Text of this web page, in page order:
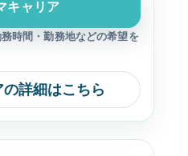
キャリア
時間・勤務地などの希望を
詳細はこちら